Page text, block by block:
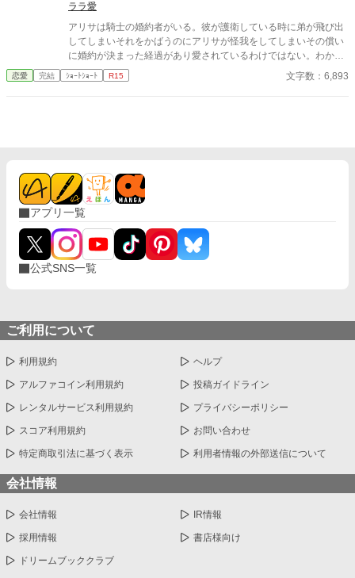
なぜか命がけで溺愛されることになりました。 転生者令嬢と、恋
心をこじらせた王子の勘違いラブコメディ。
ララ愛
アリサは騎士の婚約者がいる。彼が護衛している時に弟が飛び出
してしまいそれをかばうのにアリサが怪我をしてしまいその償い
に婚約が決まった経過があり愛されているわけではない。わかっ
ていたのに彼が優しい眼で女騎士の同期と一緒にいる時苦しくて
たまらない・・・切ないのは私だけが愛しているから切なくても
恋愛 完結 ｼｮｰﾄｼｮｰﾄ R15 文字数：6,893
アプリ一覧
公式SNS一覧
ご利用について
利用規約 ヘルプ
アルファコイン利用規約 投稿ガイドライン
レンタルサービス利用規約 プライバシーポリシー
スコア利用規約 お問い合わせ
特定商取引法に基づく表示 利用者情報の外部送信について
会社情報
会社情報 IR情報
採用情報 書店様向け
ドリームブッククラブ